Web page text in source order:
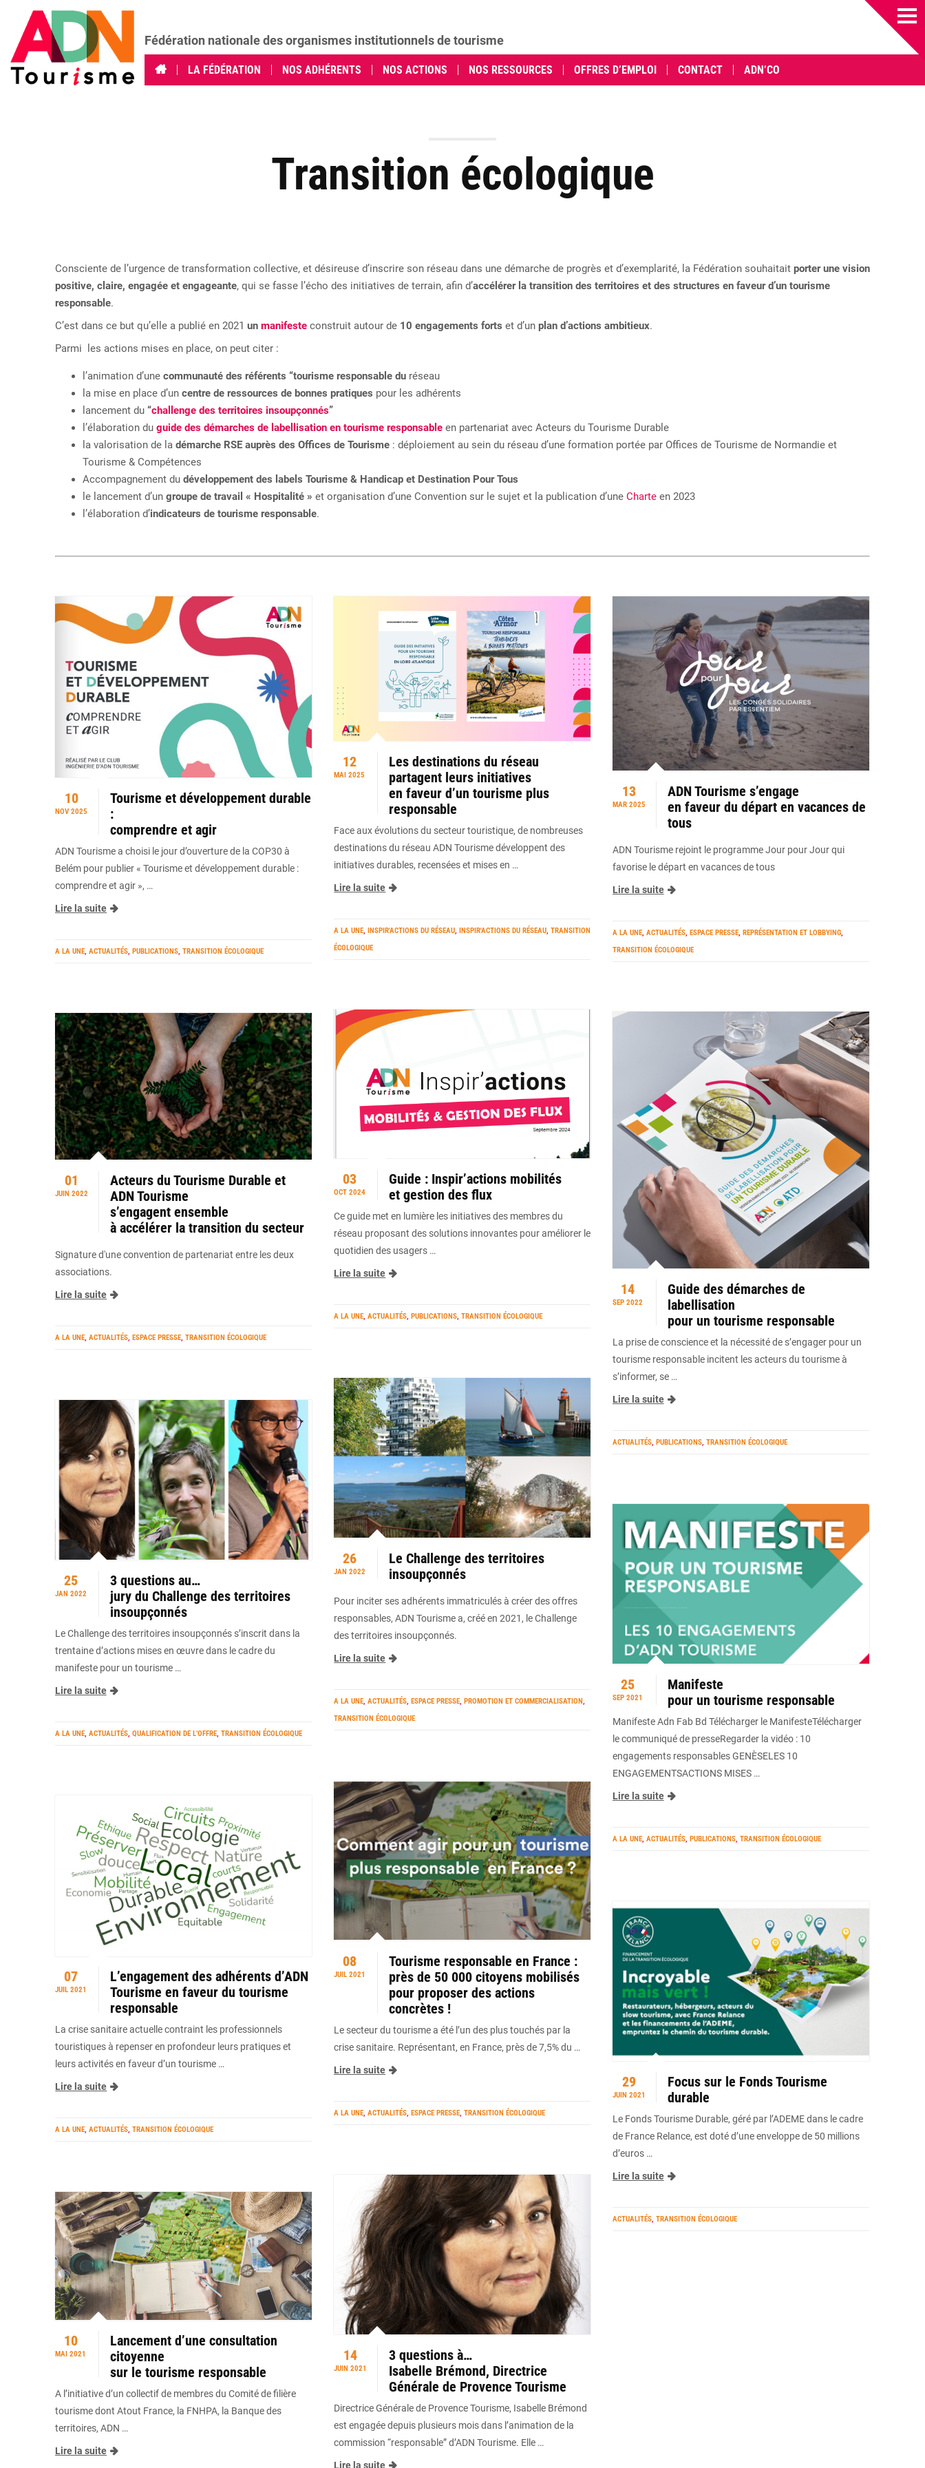
Fédération nationale des organismes institutionnels de tourisme
LA FÉDÉRATION NOS ADHÉRENTS NOS ACTIONS NOS RESSOURCES OFFRES D’EMPLOI CONTACT ADN’CO
Transition écologique
Consciente de l’urgence de transformation collective, et désireuse d’inscrire son réseau dans une démarche de progrès et d’exemplarité, la Fédération souhaitait porter une vision
positive, claire, engagée et engageante, qui se fasse l’écho des initiatives de terrain, afin d’accélérer la transition des territoires et des structures en faveur d’un tourisme
responsable.
C’est dans ce but qu’elle a publié en 2021 un manifeste construit autour de 10 engagements forts et d’un plan d’actions ambitieux.
Parmi les actions mises en place, on peut citer :
l’animation d’une communauté des référents “tourisme responsable du réseau
la mise en place d’un centre de ressources de bonnes pratiques pour les adhérents
lancement du “challenge des territoires insoupçonnés”
l’élaboration du guide des démarches de labellisation en tourisme responsable en partenariat avec Acteurs du Tourisme Durable
la valorisation de la démarche RSE auprès des Offices de Tourisme : déploiement au sein du réseau d’une formation portée par Offices de Tourisme de Normandie et
Tourisme & Compétences
Accompagnement du développement des labels Tourisme & Handicap et Destination Pour Tous
le lancement d’un groupe de travail « Hospitalité » et organisation d’une Convention sur le sujet et la publication d’une Charte en 2023
l’élaboration d’indicateurs de tourisme responsable.
10
NOV 2025
Tourisme et développement durable
:
comprendre et agir
ADN Tourisme a choisi le jour d’ouverture de la COP30 à
Belém pour publier « Tourisme et développement durable :
comprendre et agir », …
Lire la suite
A LA UNE, ACTUALITÉS, PUBLICATIONS, TRANSITION ÉCOLOGIQUE
12
MAI 2025
Les destinations du réseau
partagent leurs initiatives
en faveur d’un tourisme plus
responsable
Face aux évolutions du secteur touristique, de nombreuses
destinations du réseau ADN Tourisme développent des
initiatives durables, recensées et mises en …
Lire la suite
A LA UNE, INSPIR'ACTIONS DU RÉSEAU, INSPIR'ACTIONS DU RÉSEAU, TRANSITION
ÉCOLOGIQUE
13
MAR 2025
ADN Tourisme s’engage
en faveur du départ en vacances de
tous
ADN Tourisme rejoint le programme Jour pour Jour qui
favorise le départ en vacances de tous
Lire la suite
A LA UNE, ACTUALITÉS, ESPACE PRESSE, REPRÉSENTATION ET LOBBYING,
TRANSITION ÉCOLOGIQUE
03
OCT 2024
Guide : Inspir’actions mobilités
et gestion des flux
Ce guide met en lumière les initiatives des membres du
réseau proposant des solutions innovantes pour améliorer le
quotidien des usagers …
Lire la suite
A LA UNE, ACTUALITÉS, PUBLICATIONS, TRANSITION ÉCOLOGIQUE
14
SEP 2022
Guide des démarches de
labellisation
pour un tourisme responsable
La prise de conscience et la nécessité de s’engager pour un
tourisme responsable incitent les acteurs du tourisme à
s’informer, se …
Lire la suite
ACTUALITÉS, PUBLICATIONS, TRANSITION ÉCOLOGIQUE
01
JUIN 2022
Acteurs du Tourisme Durable et
ADN Tourisme
s’engagent ensemble
à accélérer la transition du secteur
Signature d'une convention de partenariat entre les deux
associations.
Lire la suite
A LA UNE, ACTUALITÉS, ESPACE PRESSE, TRANSITION ÉCOLOGIQUE
26
JAN 2022
Le Challenge des territoires
insoupçonnés
Pour inciter ses adhérents immatriculés à créer des offres
responsables, ADN Tourisme a, créé en 2021, le Challenge
des territoires insoupçonnés.
Lire la suite
A LA UNE, ACTUALITÉS, ESPACE PRESSE, PROMOTION ET COMMERCIALISATION,
TRANSITION ÉCOLOGIQUE
25
JAN 2022
3 questions au…
jury du Challenge des territoires
insoupçonnés
Le Challenge des territoires insoupçonnés s’inscrit dans la
trentaine d’actions mises en œuvre dans le cadre du
manifeste pour un tourisme …
Lire la suite
A LA UNE, ACTUALITÉS, QUALIFICATION DE L’OFFRE, TRANSITION ÉCOLOGIQUE
25
SEP 2021
Manifeste
pour un tourisme responsable
Manifeste Adn Fab Bd Télécharger le ManifesteTélécharger
le communiqué de presseRegarder la vidéo : 10
engagements responsables GENÈSELES 10
ENGAGEMENTSACTIONS MISES …
Lire la suite
A LA UNE, ACTUALITÉS, PUBLICATIONS, TRANSITION ÉCOLOGIQUE
08
JUIL 2021
Tourisme responsable en France :
près de 50 000 citoyens mobilisés
pour proposer des actions
concrètes !
Le secteur du tourisme a été l’un des plus touchés par la
crise sanitaire. Représentant, en France, près de 7,5% du …
Lire la suite
A LA UNE, ACTUALITÉS, ESPACE PRESSE, TRANSITION ÉCOLOGIQUE
07
JUIL 2021
L’engagement des adhérents d’ADN
Tourisme en faveur du tourisme
responsable
La crise sanitaire actuelle contraint les professionnels
touristiques à repenser en profondeur leurs pratiques et
leurs activités en faveur d’un tourisme …
Lire la suite
A LA UNE, ACTUALITÉS, TRANSITION ÉCOLOGIQUE
29
JUIN 2021
Focus sur le Fonds Tourisme
durable
Le Fonds Tourisme Durable, géré par l’ADEME dans le cadre
de France Relance, est doté d’une enveloppe de 50 millions
d’euros …
Lire la suite
ACTUALITÉS, TRANSITION ÉCOLOGIQUE
14
JUIN 2021
3 questions à…
Isabelle Brémond, Directrice
Générale de Provence Tourisme
Directrice Générale de Provence Tourisme, Isabelle Brémond
est engagée depuis plusieurs mois dans l’animation de la
commission “responsable” d’ADN Tourisme. Elle …
Lire la suite
10
MAI 2021
Lancement d’une consultation
citoyenne
sur le tourisme responsable
A l’initiative d’un collectif de membres du Comité de filière
tourisme dont Atout France, la FNHPA, la Banque des
territoires, ADN …
Lire la suite